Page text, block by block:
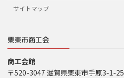
サイトマップ
栗東市商工会
商工会館
〒520-3047 滋賀県栗東市手原3-1-25